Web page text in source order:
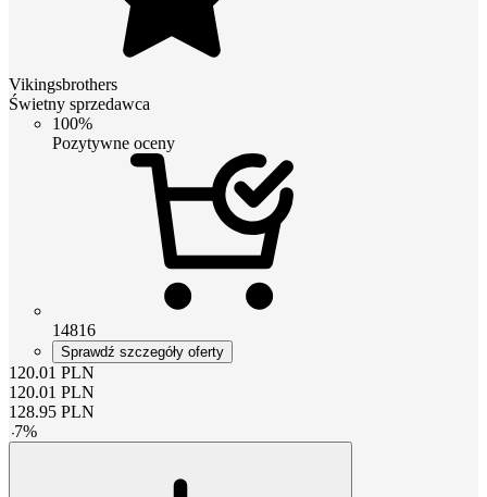
Vikingsbrothers
Świetny sprzedawca
100%
Pozytywne oceny
14816
Sprawdź szczegóły oferty
120.01 PLN
120.01 PLN
128.95 PLN
-7%